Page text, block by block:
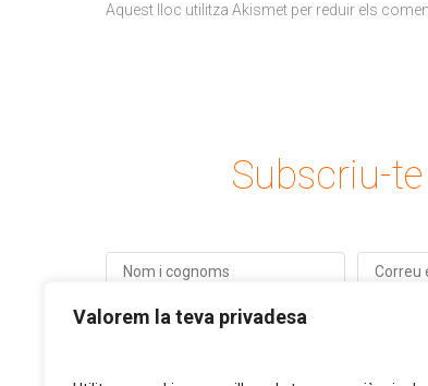
Valorem la teva privadesa
Aquest lloc utilitza Akismet per reduir els
Subscriu-